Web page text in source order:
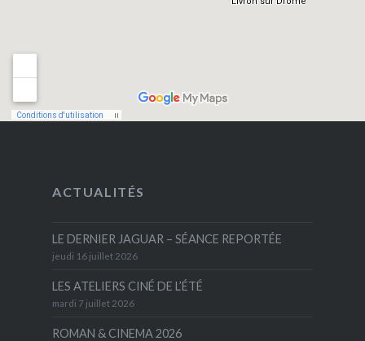
ACTUALITÉS
LE DERNIER JAGUAR – SÉANCE REPORTÉE
jeudi 16 juillet 2026
LES ATELIERS CINÉ DE L’ÉTÉ
mardi 7 juillet 2026
ROMAN & CINEMA 2026